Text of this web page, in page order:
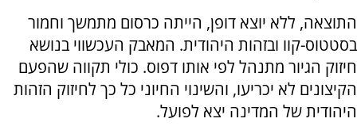
התוצאה, ללא יוצא דופן, הייתה כרסום מתמשך וחמור
בסטטוס-קוו ובזהות היהודית. המאבק העכשווי בנושא
חיזוק הגיור מתנהל לפי אותו דפוס. כולי תקווה שהפעם
הקיצונים לא יכריעו, והשינוי החיוני כל כך לחיזוק הזהות
היהודית של המדינה יצא לפועל.